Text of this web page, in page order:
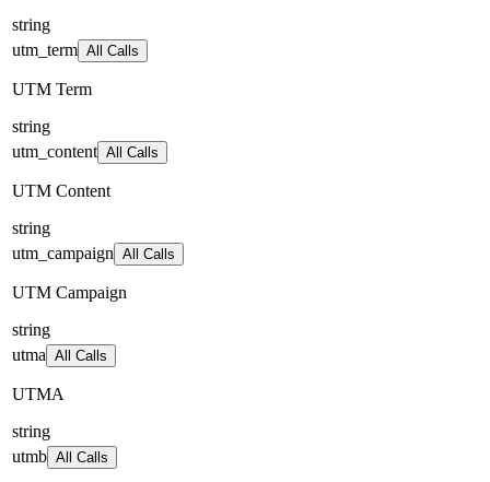
string
utm_term All Calls
UTM Term
string
utm_content All Calls
UTM Content
string
utm_campaign All Calls
UTM Campaign
string
utma All Calls
UTMA
string
utmb All Calls